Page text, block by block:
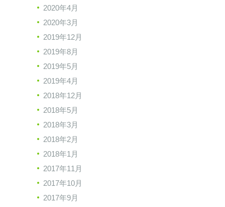
2020年4月
2020年3月
2019年12月
2019年8月
2019年5月
2019年4月
2018年12月
2018年5月
2018年3月
2018年2月
2018年1月
2017年11月
2017年10月
2017年9月